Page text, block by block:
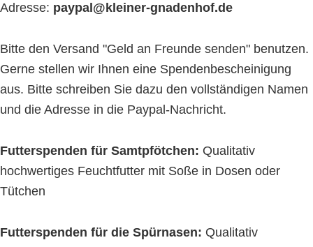
Adresse: paypal@kleiner-gnadenhof.de
Bitte den Versand "Geld an Freunde senden" benutzen.
Gerne stellen wir Ihnen eine Spendenbescheinigung
aus. Bitte schreiben Sie dazu den vollständigen Namen
und die Adresse in die Paypal-Nachricht.
Futterspenden für Samtpfötchen: Qualitativ
hochwertiges Feuchtfutter mit Soße in Dosen oder
Tütchen
Futterspenden für die Spürnasen: Qualitativ